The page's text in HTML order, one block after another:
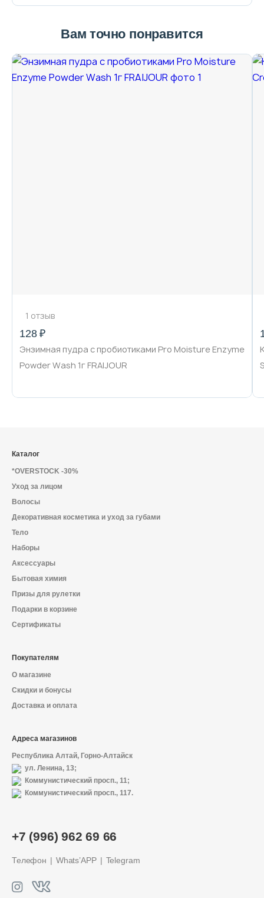
Политика конфиденциальности
Вам точно понравится
1 отзыв
128 ₽
Энзимная пудра с пробиотиками Pro Moisture Enzyme
Powder Wash 1г FRAIJOUR
+7 (996) 962 69 66
Телефон Whats’APP Telegram
Каталог
*OVERSTOCK -30%
Уход за лицом
Волосы
Декоративная косметика и уход за губами
Тело
Наборы
Аксессуары
Бытовая химия
Призы для рулетки
Подарки в корзине
Сертификаты
Покупателям
О магазине
Скидки и бонусы
Доставка и оплата
Адреса магазинов
Республика Алтай, Горно-Алтайск
ул. Ленина, 13;
Коммунистический просп., 11;
Коммунистический просп., 117.